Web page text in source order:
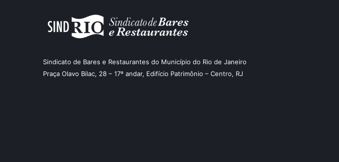
Sindicato de Bares e Restaurantes do Município do Rio de Janeiro
Praça Olavo Bilac, 28 – 17º andar, Edifício Patrimônio – Centro, RJ